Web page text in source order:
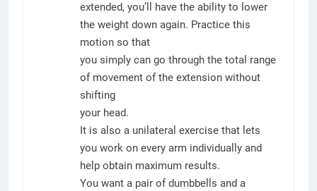
extended, you’ll have the ability to lower
the weight down again. Practice this
motion so that
you simply can go through the total range
of movement of the extension without
shifting
your head.
It is also a unilateral exercise that lets
you work on every arm individually and
help obtain maximum results.
You want a pair of dumbbells and a